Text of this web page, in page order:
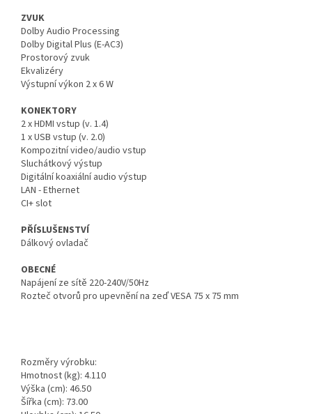
ZVUK
Dolby Audio Processing
Dolby Digital Plus (E-AC3)
Prostorový zvuk
Ekvalizéry
Výstupní výkon 2 x 6 W
KONEKTORY
2 x HDMI vstup (v. 1.4)
1 x USB vstup (v. 2.0)
Kompozitní video/audio vstup
Sluchátkový výstup
Digitální koaxiální audio výstup
LAN - Ethernet
CI+ slot
PŘÍSLUŠENSTVÍ
Dálkový ovladač
OBECNÉ
Napájení ze sítě 220-240V/50Hz
Rozteč otvorů pro upevnění na zeď VESA 75 x 75 mm
Rozměry výrobku:
Hmotnost (kg): 4.110
Výška (cm): 46.50
Šířka (cm): 73.00